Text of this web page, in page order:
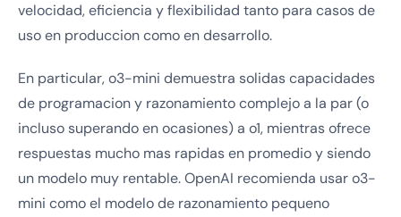
velocidad, eficiencia y flexibilidad tanto para casos de
uso en produccion como en desarrollo.
En particular, o3-mini demuestra solidas capacidades
de programacion y razonamiento complejo a la par (o
incluso superando en ocasiones) a o1, mientras ofrece
respuestas mucho mas rapidas en promedio y siendo
un modelo muy rentable. OpenAI recomienda usar o3-
mini como el modelo de razonamiento pequeno